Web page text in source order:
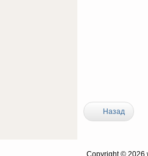
Назад
Copyright © 2026